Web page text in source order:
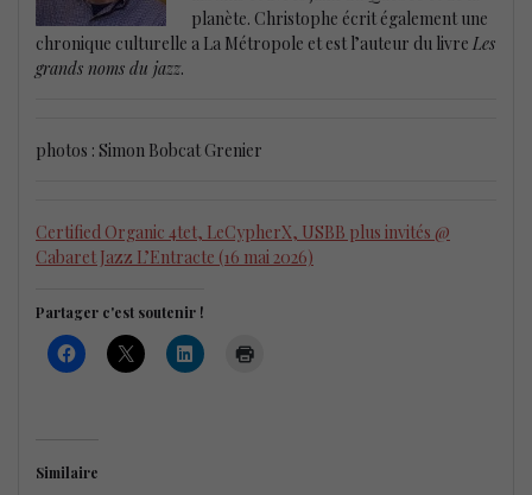
planète. Christophe écrit également une
chronique culturelle a La Métropole et est l’auteur du livre Les
grands noms du jazz.
photos : Simon Bobcat Grenier
Certified Organic 4tet, LeCypherX, USBB plus invités @
Cabaret Jazz L’Entracte (16 mai 2026)
Partager c'est soutenir !
Similaire